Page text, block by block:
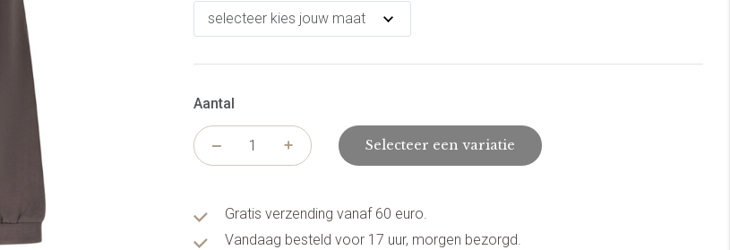
Aantal
Selecteer een variatie
Gratis verzending vanaf 60 euro.
Vandaag besteld voor 17 uur, morgen bezorgd.